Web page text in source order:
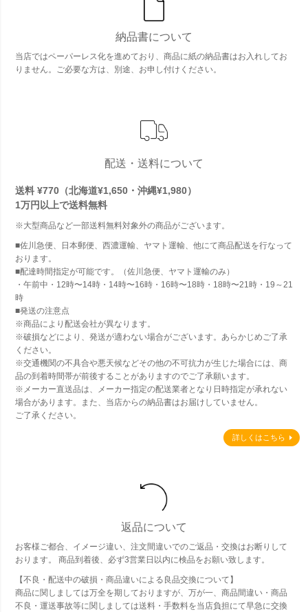
納品書について
当店ではペーパーレス化を進めており、商品に紙の納品書はお入れしてお
りません。ご必要な方は、別途、お申し付けください。
配送・送料について
送料 ¥770（北海道¥1,650・沖縄¥1,980）
1万円以上で送料無料
※大型商品など一部送料無料対象外の商品がございます。
■佐川急便、日本郵便、西濃運輸、ヤマト運輸、他にて商品配送を行なって
おります。
■配達時間指定が可能です。（佐川急便、ヤマト運輸のみ）
・午前中・12時〜14時・14時〜16時・16時〜18時・18時〜21時・19～21
時
■発送の注意点
※商品により配送会社が異なります。
※破損などにより、発送が適わない場合がございます。あらかじめご了承
ください。
※交通機関の不具合や悪天候などその他の不可抗力が生じた場合には、商
品の到着時間帯が前後することがありますのでご了承願います。
※メーカー直送品は、メーカー指定の配送業者となり日時指定が承れない
場合があります。また、当店からの納品書はお届けしていません。
ご了承ください。
詳しくはこちら
返品について
お客様ご都合、イメージ違い、注文間違いでのご返品・交換はお断りして
おります。 商品到着後、必ず3営業日以内に検品をお願い致します。
【不良・配送中の破損・商品違いによる良品交換について】
商品に関しましては万全を期しておりますが、万が一、商品間違い・商品
不良・運送事故等に関しましては送料・手数料を当店負担にて早急に交換